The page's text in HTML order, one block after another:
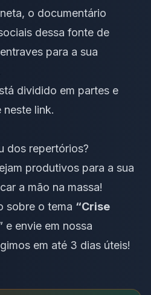
o documentário
dessa fonte de
para a sua
dividido em partes e
neste link.
dos repertórios?
produtivos para a sua
a mão na massa!
sobre o tema “Crise
e envie em nossa
em até 3 dias úteis!